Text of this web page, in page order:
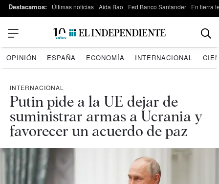
Destacamos: Últimas noticias Aída Bao Fed Banco Santander En tierra
OPINIÓN ESPAÑA ECONOMÍA INTERNACIONAL
INTERNACIONAL
Putin pide a la UE dejar de
suministrar armas a Ucrania y
favorecer un acuerdo de paz